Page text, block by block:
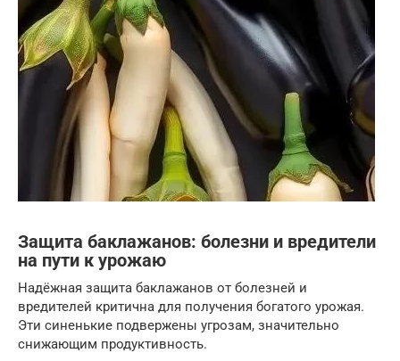
Защита баклажанов: болезни и вредители
на пути к урожаю
Надёжная защита баклажанов от болезней и
вредителей критична для получения богатого урожая.
Эти синенькие подвержены угрозам, значительно
снижающим продуктивность.